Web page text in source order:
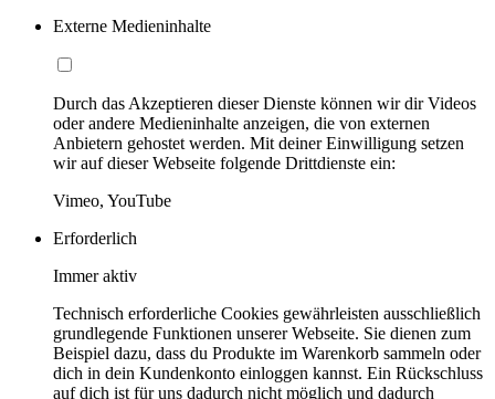
Externe Medieninhalte
Durch das Akzeptieren dieser Dienste können wir dir Videos
oder andere Medieninhalte anzeigen, die von externen
Anbietern gehostet werden. Mit deiner Einwilligung setzen
wir auf dieser Webseite folgende Drittdienste ein:
Vimeo, YouTube
Erforderlich
Immer aktiv
Technisch erforderliche Cookies gewährleisten ausschließlich
grundlegende Funktionen unserer Webseite. Sie dienen zum
Beispiel dazu, dass du Produkte im Warenkorb sammeln oder
dich in dein Kundenkonto einloggen kannst. Ein Rückschluss
auf dich ist für uns dadurch nicht möglich und dadurch